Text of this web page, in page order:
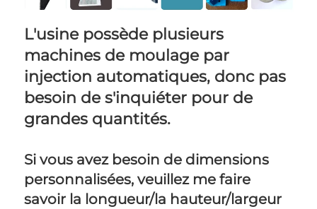
L'usine possède plusieurs
machines de moulage par
injection automatiques, donc pas
besoin de s'inquiéter pour de
grandes quantités.
Si vous avez besoin de dimensions
personnalisées, veuillez me faire
savoir la longueur/la hauteur/largeur